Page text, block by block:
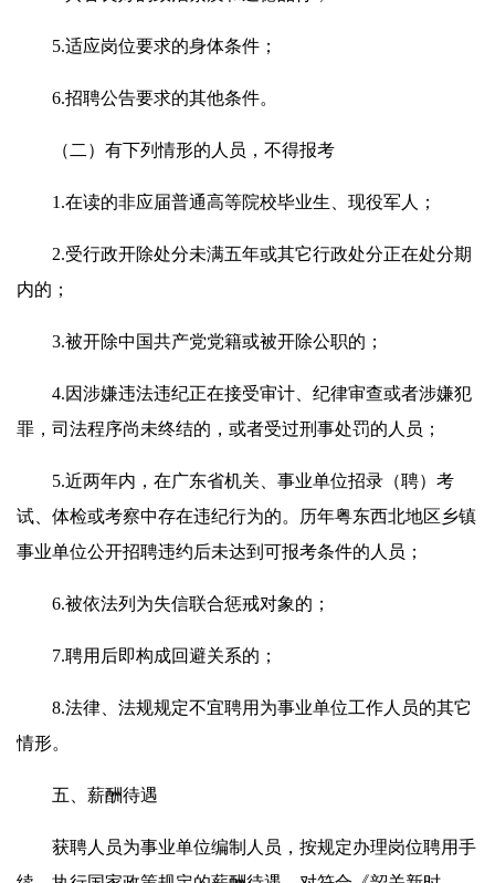
5.适应岗位要求的身体条件；
6.招聘公告要求的其他条件。
（二）有下列情形的人员，不得报考
1.在读的非应届普通高等院校毕业生、现役军人；
2.受行政开除处分未满五年或其它行政处分正在处分期
内的；
3.被开除中国共产党党籍或被开除公职的；
4.因涉嫌违法违纪正在接受审计、纪律审查或者涉嫌犯
罪，司法程序尚未终结的，或者受过刑事处罚的人员；
5.近两年内，在广东省机关、事业单位招录（聘）考
试、体检或考察中存在违纪行为的。历年粤东西北地区乡镇
事业单位公开招聘违约后未达到可报考条件的人员；
6.被依法列为失信联合惩戒对象的；
7.聘用后即构成回避关系的；
8.法律、法规规定不宜聘用为事业单位工作人员的其它
情形。
五、薪酬待遇
获聘人员为事业单位编制人员，按规定办理岗位聘用手